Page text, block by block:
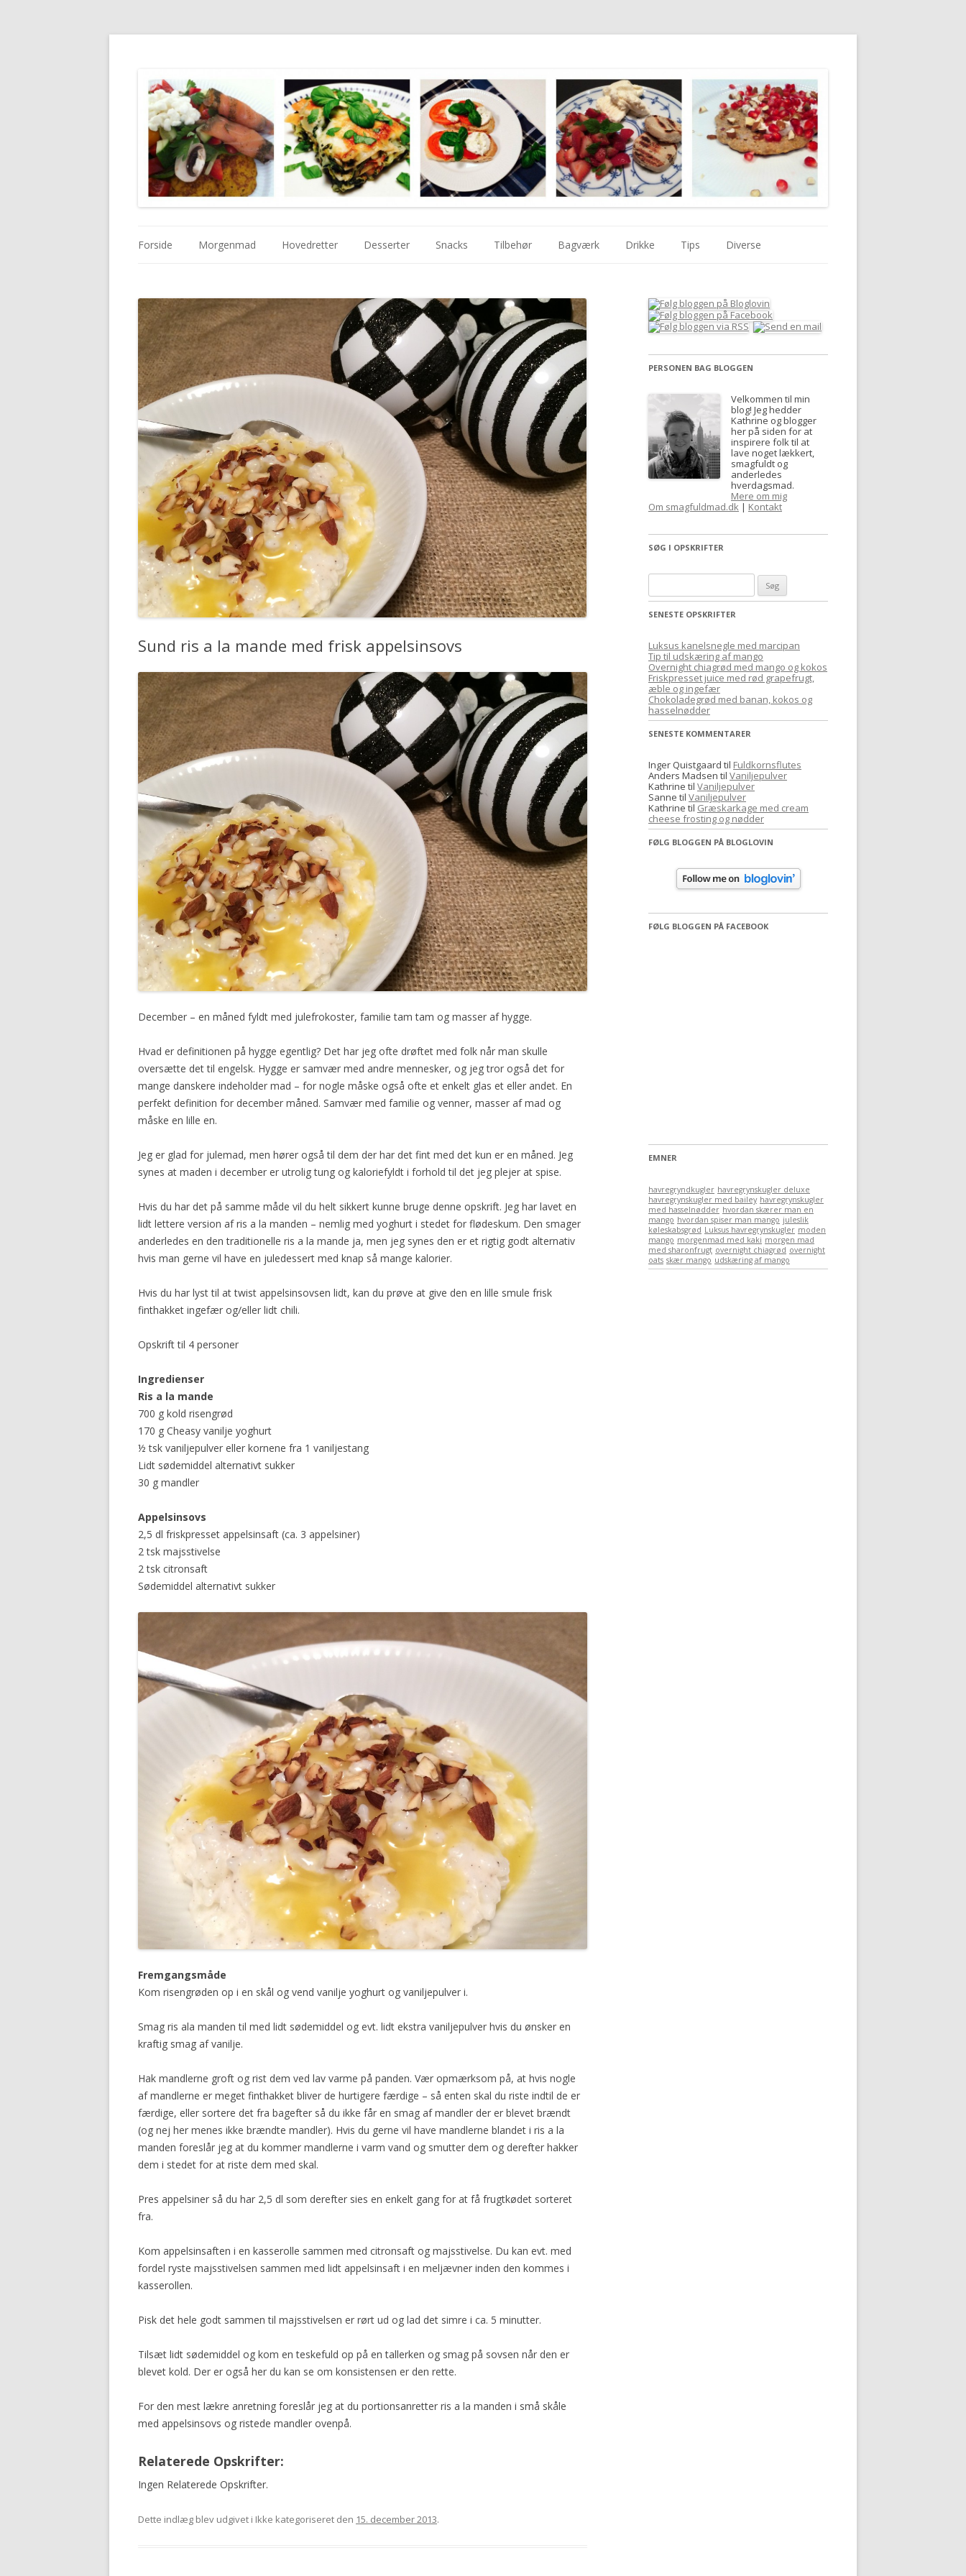
indhold
Forside Morgenmad Hovedretter Desserter Snacks Tilbehør Bagværk Drikke Tips Diverse
Sund ris a la mande med frisk appelsinsovs
December – en måned fyldt med julefrokoster, familie tam tam og masser af hygge.
Hvad er definitionen på hygge egentlig? Det har jeg ofte drøftet med folk når man skulle
oversætte det til engelsk. Hygge er samvær med andre mennesker, og jeg tror også det for
mange danskere indeholder mad – for nogle måske også ofte et enkelt glas et eller andet. En
perfekt definition for december måned. Samvær med familie og venner, masser af mad og
måske en lille en.
Jeg er glad for julemad, men hører også til dem der har det fint med det kun er en måned. Jeg
synes at maden i december er utrolig tung og kaloriefyldt i forhold til det jeg plejer at spise.
Hvis du har det på samme måde vil du helt sikkert kunne bruge denne opskrift. Jeg har lavet en
lidt lettere version af ris a la manden – nemlig med yoghurt i stedet for flødeskum. Den smager
anderledes en den traditionelle ris a la mande ja, men jeg synes den er et rigtig godt alternativ
hvis man gerne vil have en juledessert med knap så mange kalorier.
Hvis du har lyst til at twist appelsinsovsen lidt, kan du prøve at give den en lille smule frisk
finthakket ingefær og/eller lidt chili.
Opskrift til 4 personer
Ingredienser
Ris a la mande
700 g kold risengrød
170 g Cheasy vanilje yoghurt
½ tsk vaniljepulver eller kornene fra 1 vaniljestang
Lidt sødemiddel alternativt sukker
30 g mandler
Appelsinsovs
2,5 dl friskpresset appelsinsaft (ca. 3 appelsiner)
2 tsk majsstivelse
2 tsk citronsaft
Sødemiddel alternativt sukker
Fremgangsmåde
Kom risengrøden op i en skål og vend vanilje yoghurt og vaniljepulver i.
Smag ris ala manden til med lidt sødemiddel og evt. lidt ekstra vaniljepulver hvis du ønsker en
kraftig smag af vanilje.
Hak mandlerne groft og rist dem ved lav varme på panden. Vær opmærksom på, at hvis nogle
af mandlerne er meget finthakket bliver de hurtigere færdige – så enten skal du riste indtil de er
færdige, eller sortere det fra bagefter så du ikke får en smag af mandler der er blevet brændt
(og nej her menes ikke brændte mandler). Hvis du gerne vil have mandlerne blandet i ris a la
manden foreslår jeg at du kommer mandlerne i varm vand og smutter dem og derefter hakker
dem i stedet for at riste dem med skal.
Pres appelsiner så du har 2,5 dl som derefter sies en enkelt gang for at få frugtkødet sorteret
fra.
Kom appelsinsaften i en kasserolle sammen med citronsaft og majsstivelse. Du kan evt. med
fordel ryste majsstivelsen sammen med lidt appelsinsaft i en meljævner inden den kommes i
kasserollen.
Pisk det hele godt sammen til majsstivelsen er rørt ud og lad det simre i ca. 5 minutter.
Tilsæt lidt sødemiddel og kom en teskefuld op på en tallerken og smag på sovsen når den er
blevet kold. Der er også her du kan se om konsistensen er den rette.
For den mest lækre anretning foreslår jeg at du portionsanretter ris a la manden i små skåle
med appelsinsovs og ristede mandler ovenpå.
Relaterede Opskrifter:
Ingen Relaterede Opskrifter.
Dette indlæg blev udgivet i Ikke kategoriseret den 15. december 2013.
PERSONEN BAG BLOGGEN
Velkommen til min
blog! Jeg hedder
Kathrine og blogger
her på siden for at
inspirere folk til at
lave noget lækkert,
smagfuldt og
anderledes
hverdagsmad.
Mere om mig
Om smagfuldmad.dk | Kontakt
SØG I OPSKRIFTER
ø
g
f
t
e
r
:
SENESTE OPSKRIFTER
Luksus kanelsnegle med marcipan
Tip til udskæring af mango
Overnight chiagrød med mango og kokos
Friskpresset juice med rød grapefrugt,
æble og ingefær
Chokoladegrød med banan, kokos og
hasselnødder
SENESTE KOMMENTARER
Inger Quistgaard til Fuldkornsflutes
Anders Madsen til Vaniljepulver
Kathrine til Vaniljepulver
Sanne til Vaniljepulver
Kathrine til Græskarkage med cream
cheese frosting og nødder
FØLG BLOGGEN PÅ BLOGLOVIN
FØLG BLOGGEN PÅ FACEBOOK
EMNER
havregryndkugler havregrynskugler deluxe
havregrynskugler med bailey havregrynskugler
med hasselnødder hvordan skærer man en
mango hvordan spiser man mango juleslik
køleskabsgrød Luksus havregrynskugler moden
mango morgenmad med kaki morgen mad
med sharonfrugt overnight chiagrød overnight
oats skær mango udskæring af mango